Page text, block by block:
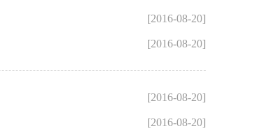
[2016-08-20]
[2016-08-20]
[2016-08-20]
[2016-08-20]